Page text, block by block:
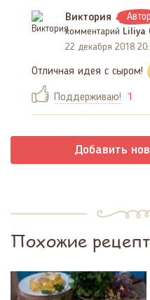
Виктория Автор
комментарий Liliya
22 декабря 2018
Отличная идея с сыром!
Поддерживаю! 1
Добавить
Похожие